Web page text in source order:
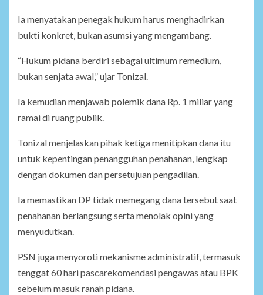
Ia menyatakan penegak hukum harus menghadirkan
bukti konkret, bukan asumsi yang mengambang.
“Hukum pidana berdiri sebagai ultimum remedium,
bukan senjata awal,” ujar Tonizal.
Ia kemudian menjawab polemik dana Rp. 1 miliar yang
ramai di ruang publik.
Tonizal menjelaskan pihak ketiga menitipkan dana itu
untuk kepentingan penangguhan penahanan, lengkap
dengan dokumen dan persetujuan pengadilan.
Ia memastikan DP tidak memegang dana tersebut saat
penahanan berlangsung serta menolak opini yang
menyudutkan.
PSN juga menyoroti mekanisme administratif, termasuk
tenggat 60 hari pascarekomendasi pengawas atau BPK
sebelum masuk ranah pidana.